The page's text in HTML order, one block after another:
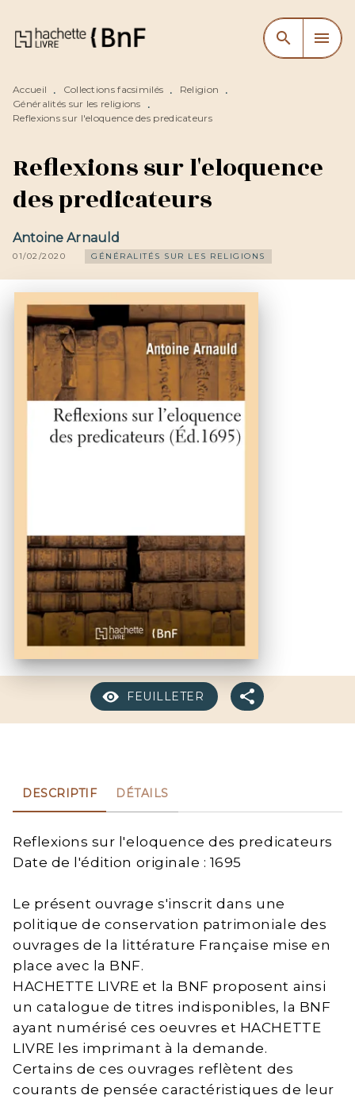
MENU RECHERCHE
CONTENU
search menu
Accueil • Collections facsimilés • Religion
•
Généralités sur les religions
•
Reflexions sur l'eloquence des predicateurs
Reflexions sur l'eloquence
des predicateurs
Antoine Arnauld
01/02/2020 GÉNÉRALITÉS SUR LES RELIGIONS
FEUILLETER
DESCRIPTIF DÉTAILS
Reflexions sur l'eloquence des predicateurs
Date de l'édition originale : 1695
Le présent ouvrage s'inscrit dans une
politique de conservation patrimoniale des
ouvrages de la littérature Française mise en
place avec la BNF.
HACHETTE LIVRE et la BNF proposent ainsi
un catalogue de titres indisponibles, la BNF
ayant numérisé ces oeuvres et HACHETTE
LIVRE les imprimant à la demande.
Certains de ces ouvrages reflètent des
courants de pensée caractéristiques de leur